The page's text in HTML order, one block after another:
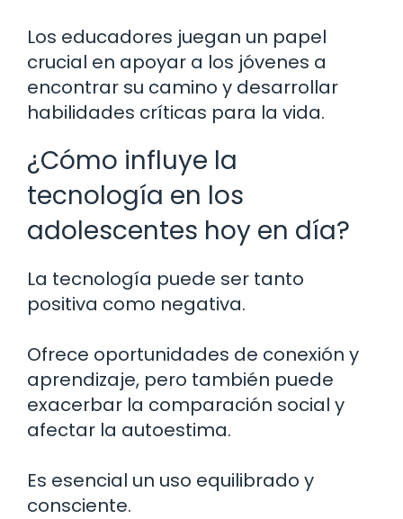
Los educadores juegan un papel
crucial en apoyar a los jóvenes a
encontrar su camino y desarrollar
habilidades críticas para la vida.
¿Cómo influye la
tecnología en los
adolescentes hoy en día?
La tecnología puede ser tanto
positiva como negativa.
Ofrece oportunidades de conexión y
aprendizaje, pero también puede
exacerbar la comparación social y
afectar la autoestima.
Es esencial un uso equilibrado y
consciente.